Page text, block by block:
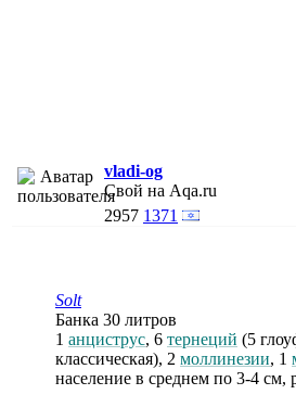
vladi-og
Свой на Aqa.ru
2957 1371
Solt
Банка 30 литров
1 анциструс, 6 тернеций (5
классическая), 2 моллинезии, 1
население в среднем по 3-4 см,